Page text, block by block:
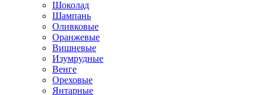
Шоколад
Шампань
Оливковые
Оранжевые
Вишневые
Изумрудные
Венге
Ореховые
Янтарные